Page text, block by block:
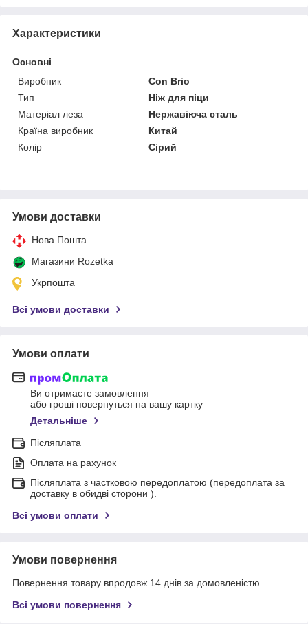
Характеристики
Основні
Виробник
Con Brio
Тип
Ніж для піци
Матеріал леза
Нержавіюча сталь
Країна виробник
Китай
Колір
Сірий
Умови доставки
Нова Пошта
Магазини Rozetka
Укрпошта
Всі умови доставки
Умови оплати
Ви отримаєте замовлення
або гроші повернуться на вашу картку
Детальніше
Післяплата
Оплата на рахунок
Післяплата з частковою передоплатою (передоплата за
доставку в обидві сторони ).
Всі умови оплати
Умови повернення
Повернення товару впродовж 14 днів за домовленістю
Всі умови повернення